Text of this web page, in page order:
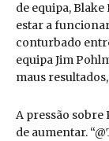
de equipa,
estar a
conturbado
equipa Jim
maus
A pressão sobre
de aumentar.